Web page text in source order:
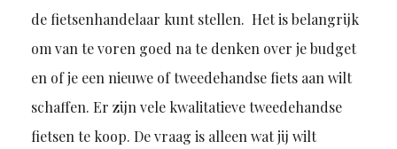
de fietsenhandelaar kunt stellen. Het is belangrijk
om van te voren goed na te denken over je budget
en of je een nieuwe of tweedehandse fiets aan wilt
schaffen. Er zijn vele kwalitatieve tweedehandse
fietsen te koop. De vraag is alleen wat jij wilt